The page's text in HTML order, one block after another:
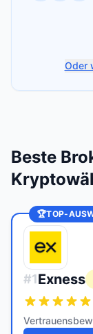
Oder
Beste
🏆TOP-
#1Exness